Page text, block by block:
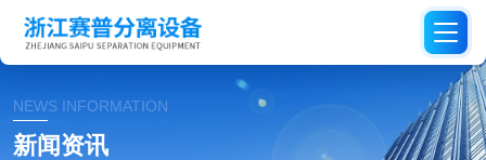
NEWS INFORMATION
新闻资讯